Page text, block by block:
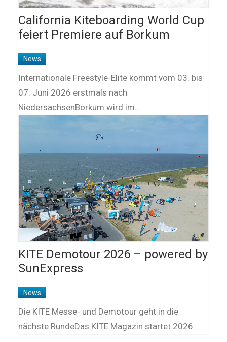
California Kiteboarding World Cup
feiert Premiere auf Borkum
News
Internationale Freestyle-Elite kommt vom 03. bis
07. Juni 2026 erstmals nach
NiedersachsenBorkum wird im…
KITE Demotour 2026 – powered by
SunExpress
News
Die KITE Messe- und Demotour geht in die
nächste RundeDas KITE Magazin startet 2026…